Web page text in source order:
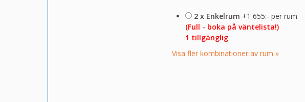
2 x Enkelrum +1 655:- per rum
(Full - boka på väntelista!)
1 tillgänglig
Visa fler kombinationer av rum »